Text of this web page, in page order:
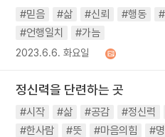
#믿음 #삶 #신뢰 #행동
#언행일치
#가늠
2023.6.6. 화요일
정신력을 단련하는 곳
#시작 #삶 #공감 #정신력
#한사람
#뜻 #마음의힘 #